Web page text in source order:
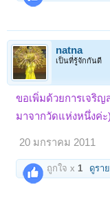
natna
เป็นที่รู้จักกันดี
ขอเพิ่มด้วยการเจริ
มาจากวัดแห่งหนึ่งค่ะ)
20 มกราคม 2011
ถูกใจ x 1 ดูรา